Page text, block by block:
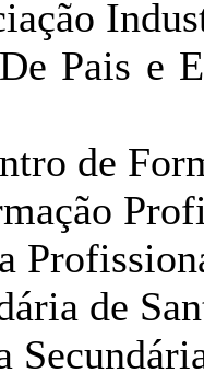
Pais e
de
de